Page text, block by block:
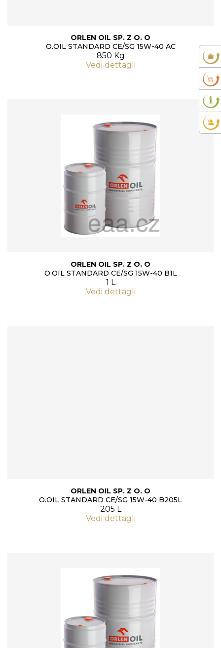
ORLEN OIL SP. Z O. O
O.OIL STANDARD CE/SG 15W-40 AC
850 Kg
Vedi dettagli
ORLEN OIL SP. Z O. O
O.OIL STANDARD CE/SG 15W-40 B1L
1 L
Vedi dettagli
ORLEN OIL SP. Z O. O
O.OIL STANDARD CE/SG 15W-40 B205L
205 L
Vedi dettagli